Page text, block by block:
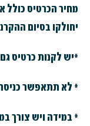
מחיר הכרטיס
יחולקו בסיום
*יש לקנות כרטיס
* לא תתאפשר
* במידה ויש צורך